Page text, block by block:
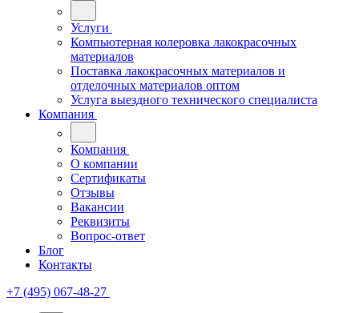
Услуги
Компьютерная колеровка лакокрасочных
материалов
Поставка лакокрасочных материалов и
отделочных материалов оптом
Услуга выездного технического специалиста
Компания
Компания
О компании
Сертификаты
Отзывы
Вакансии
Реквизиты
Вопрос-ответ
Блог
Контакты
+7 (495) 067-48-27